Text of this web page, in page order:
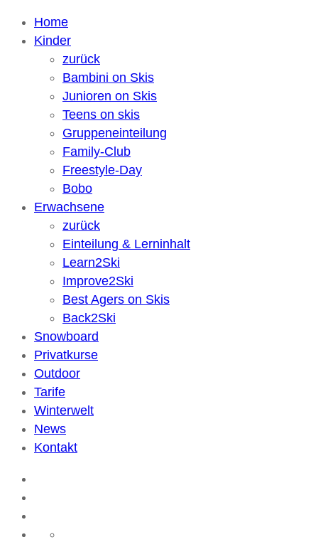
Home
Kinder
zurück
Bambini on Skis
Junioren on Skis
Teens on skis
Gruppeneinteilung
Family-Club
Freestyle-Day
Bobo
Erwachsene
zurück
Einteilung & Lerninhalt
Learn2Ski
Improve2Ski
Best Agers on Skis
Back2Ski
Snowboard
Privatkurse
Outdoor
Tarife
Winterwelt
News
Kontakt